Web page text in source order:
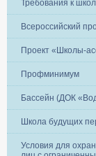
Требования к
Всероссийский
Проект «Школы-
Профминимум
Бассейн (ДОК
Школа будущих
Условия для